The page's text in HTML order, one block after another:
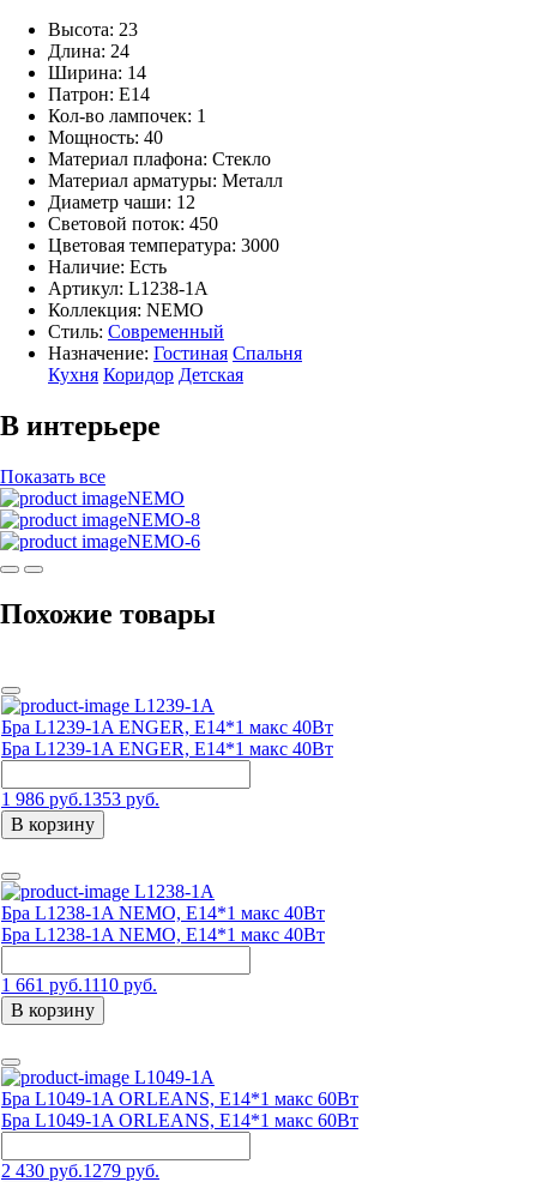
Высота: 23
Длина: 24
Ширина: 14
Патрон: E14
Кол-во лампочек: 1
Мощность: 40
Материал плафона: Стекло
Материал арматуры: Металл
Диаметр чаши: 12
Световой поток: 450
Цветовая температура: 3000
Наличие: Есть
Артикул: L1238-1A
Коллекция: NEMO
Стиль: Современный
Назначение: Гостиная Спальня
Кухня Коридор Детская
В интерьере
Показать все
NEMO
NEMO-8
NEMO-6
Похожие товары
L1239-1A
Бра L1239-1A ENGER, E14*1 макс 40Вт
Бра L1239-1A ENGER, E14*1 макс 40Вт
1 986 руб.1353 руб.
В корзину
L1238-1A
Бра L1238-1A NEMO, E14*1 макс 40Вт
Бра L1238-1A NEMO, E14*1 макс 40Вт
1 661 руб.1110 руб.
В корзину
L1049-1A
Бра L1049-1A ORLEANS, Е14*1 макс 60Вт
Бра L1049-1A ORLEANS, Е14*1 макс 60Вт
2 430 руб.1279 руб.